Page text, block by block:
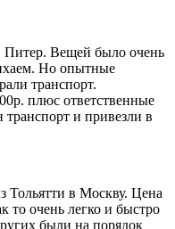
Питер. Вещей было очень
Но опытные
транспорт.
плюс ответственные
транспорт и привезли в
Тольятти в Москву. Цена
то очень легко и быстро
были на порядок